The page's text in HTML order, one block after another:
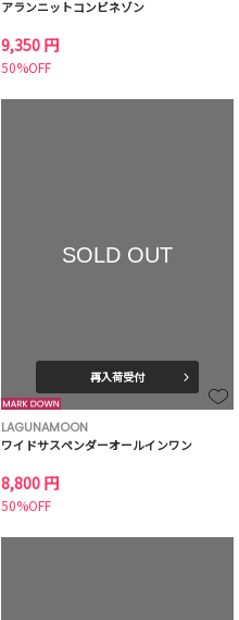
アランニットコンビネゾン
9,350 円
50%OFF
SOLD OUT
再入荷受付
LAGUNAMOON
ワイドサスペンダーオールインワン
8,800 円
50%OFF